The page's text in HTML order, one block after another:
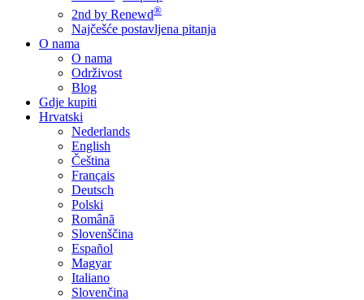
2nd by Renewd®
Najčešće postavljena pitanja
O nama
O nama
Održivost
Blog
Gdje kupiti
Hrvatski
Nederlands
English
Čeština
Français
Deutsch
Polski
Română
Slovenščina
Español
Magyar
Italiano
Slovenčina